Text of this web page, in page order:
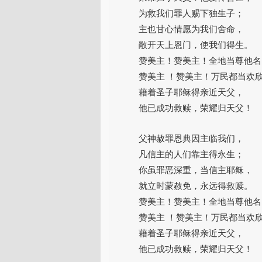
放
器
为救我们罪人赐下独生子；
主也甘心情愿为我们舍命，
敞开天上恩门，使我们得生。
赞美主！赞美主！全地当尊他名
赞美主 ！赞美主！万民都当欢
藉着圣子耶稣得亲近天父，
他已成功救赎，荣耀归天父！
父神赦罪恩典因主临我们，
凡信主的人们靠主得永生；
你虽罪恶深重，当信主耶稣，
就立时蒙赦免，永远得救赎。
赞美主！赞美主！全地当尊他名
赞美主 ！赞美主！万民都当欢
藉着圣子耶稣得亲近天父，
他已成功救赎，荣耀归天父！